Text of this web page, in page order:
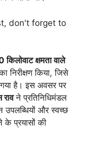
don't forget to
किलोवाट क्षमता वाले
निरीक्षण किया, जिसे
है। इस अवसर पर
ने प्रतिनिधिमंडल
और स्वच्छ
के प्रयासों की